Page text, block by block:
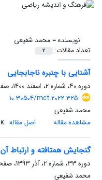
نویسنده =محمد شفیعی
تعداد مقالات:
2
آشنایی با چنبره ناجابجایی
دوره 40، شماره 2، اسفند 1400، صفحه
10.30504/mct.2022.325
محمد شفیعی
مشاهده مقاله
اصل مقاله
گنجایش همتافته و ارتباط
دوره 33، شماره 2، آذر 1393، صفحه
محمد شفیعی